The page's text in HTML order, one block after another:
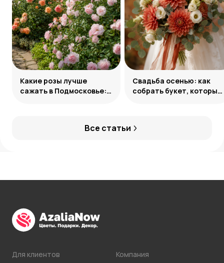
Все статьи
Какие розы лучше
сажать в Подмосковье:
Свадьба осенью: как
собрать букет, который
Для клиентов Компания